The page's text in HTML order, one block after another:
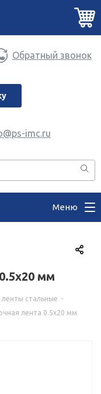
Обратный звонок
imc.ru
Меню
мм
стальные -
лента 0.5x20 мм